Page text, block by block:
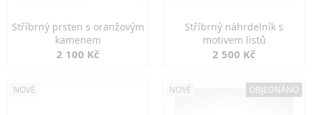
Stříbrný prsten s oranžovým
kamenem
2 100 Kč
Stříbrný náhrdelník s
motivem listů
2 500 Kč
NOVÉ NOVÉ OBJEDNÁNO